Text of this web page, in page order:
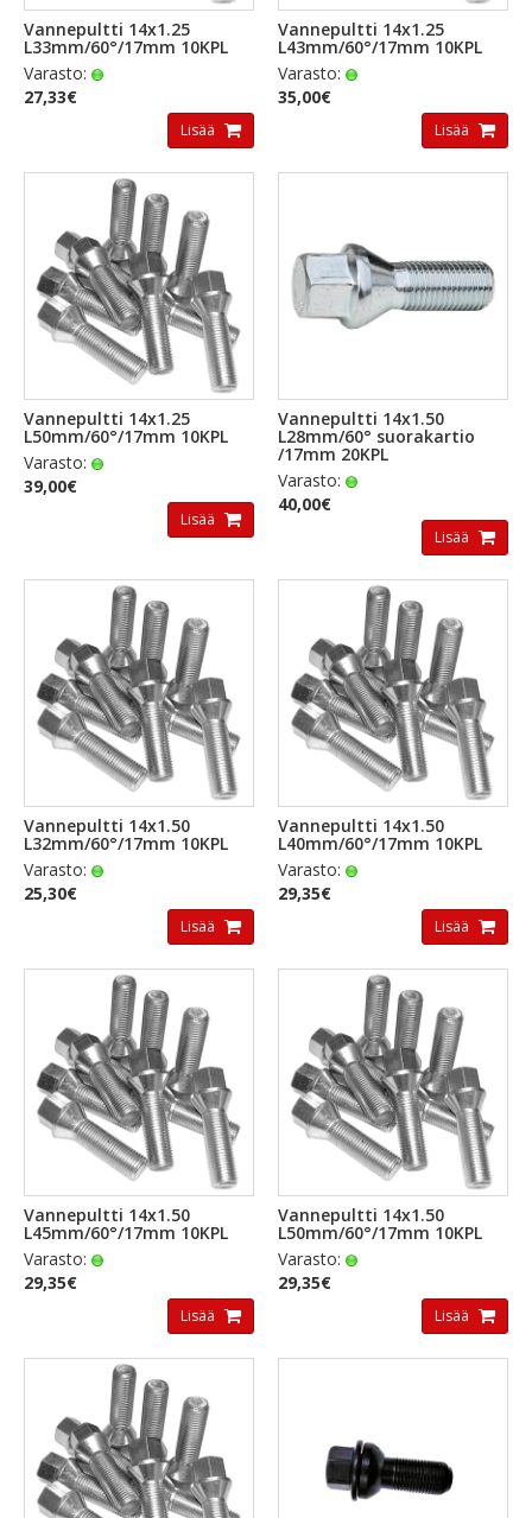
Vannepultti 14x1.25
L33mm/60°/17mm 10KPL
Varasto:
27,33€
Lisää
Vannepultti 14x1.25
L43mm/60°/17mm 10KPL
Varasto:
35,00€
Lisää
Vannepultti 14x1.25
L50mm/60°/17mm 10KPL
Varasto:
39,00€
Lisää
Vannepultti 14x1.50
L28mm/60° suorakartio
/17mm 20KPL
Varasto:
40,00€
Lisää
Vannepultti 14x1.50
L32mm/60°/17mm 10KPL
Varasto:
25,30€
Lisää
Vannepultti 14x1.50
L40mm/60°/17mm 10KPL
Varasto:
29,35€
Lisää
Vannepultti 14x1.50
L45mm/60°/17mm 10KPL
Varasto:
29,35€
Lisää
Vannepultti 14x1.50
L50mm/60°/17mm 10KPL
Varasto:
29,35€
Lisää